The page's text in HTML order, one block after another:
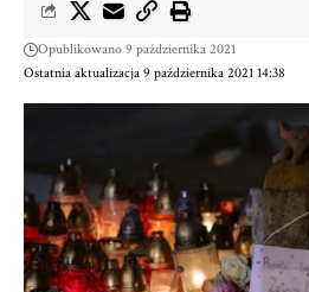
Ostatnia aktualizacja 9 października 2021 14:38
Opublikowano 9 października 2021